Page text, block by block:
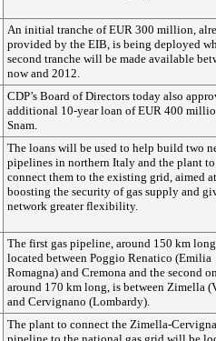
An initial tranche of EUR 300 million,
provided by the EIB, is being deployed
second tranche will be made available
now and 2012.
CDP’s Board of Directors today also
additional 10-year loan of EUR 400
Snam.
The loans will be used to help build two
pipelines in northern Italy and the plant to
connect them to the existing grid, aimed at
boosting the security of gas supply and
network greater flexibility.
The first gas pipeline, around 150 km
located between Poggio Renatico (Emilia
Romagna) and Cremona and the second
around 170 km long, is between Zimella
and Cervignano (Lombardy).
The plant to connect the Zimella-